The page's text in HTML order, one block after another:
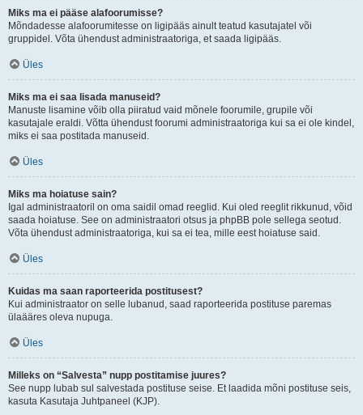
Miks ma ei pääse alafoorumisse?
Mõndadesse alafoorumitesse on ligipääs ainult teatud kasutajatel või
gruppidel. Võta ühendust administraatoriga, et saada ligipääs.
Üles
Miks ma ei saa lisada manuseid?
Manuste lisamine võib olla piiratud vaid mõnele foorumile, grupile või
kasutajale eraldi. Võtta ühendust foorumi administraatoriga kui sa ei ole kindel,
miks ei saa postitada manuseid.
Üles
Miks ma hoiatuse sain?
Igal administraatoril on oma saidil omad reeglid. Kui oled reeglit rikkunud, võid
saada hoiatuse. See on administraatori otsus ja phpBB pole sellega seotud.
Võta ühendust administraatoriga, kui sa ei tea, mille eest hoiatuse said.
Üles
Kuidas ma saan raporteerida postitusest?
Kui administraator on selle lubanud, saad raporteerida postituse paremas
ülaääres oleva nupuga.
Üles
Milleks on “Salvesta” nupp postitamise juures?
See nupp lubab sul salvestada postituse seise. Et laadida mõni postituse seis,
kasuta Kasutaja Juhtpaneel (KJP).